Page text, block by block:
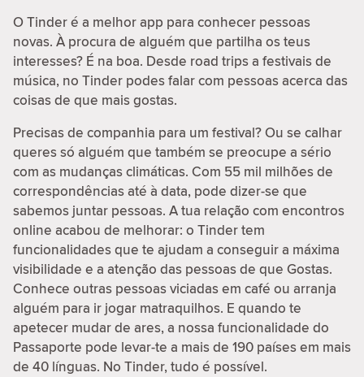
O Tinder é a melhor app para conhecer pessoas
novas. À procura de alguém que partilha os teus
interesses? É na boa. Desde road trips a festivais de
música, no Tinder podes falar com pessoas acerca das
coisas de que mais gostas.
Precisas de companhia para um festival? Ou se calhar
queres só alguém que também se preocupe a sério
com as mudanças climáticas. Com 55 mil milhões de
correspondências até à data, pode dizer-se que
sabemos juntar pessoas. A tua relação com encontros
online acabou de melhorar: o Tinder tem
funcionalidades que te ajudam a conseguir a máxima
visibilidade e a atenção das pessoas de que Gostas.
Conhece outras pessoas viciadas em café ou arranja
alguém para ir jogar matraquilhos. E quando te
apetecer mudar de ares, a nossa funcionalidade do
Passaporte pode levar-te a mais de 190 países em mais
de 40 línguas. No Tinder, tudo é possível.